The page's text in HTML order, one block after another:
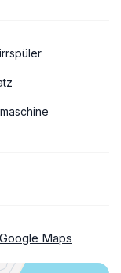
Google Maps